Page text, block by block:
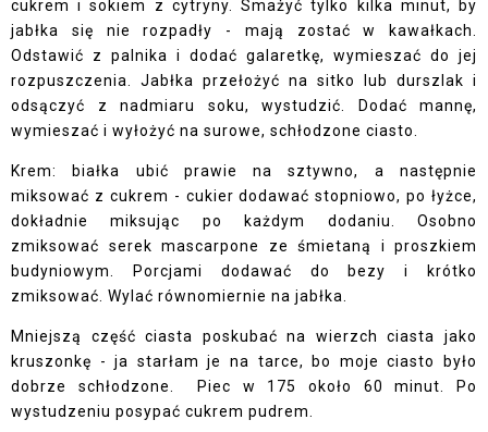
cukrem i sokiem z cytryny. Smażyć tylko kilka minut, by
jabłka się nie rozpadły - mają zostać w kawałkach.
Odstawić z palnika i dodać galaretkę, wymieszać do jej
rozpuszczenia. Jabłka przełożyć na sitko lub durszlak i
odsączyć z nadmiaru soku, wystudzić. Dodać mannę,
wymieszać i wyłożyć na surowe, schłodzone ciasto.
Krem: białka ubić prawie na sztywno, a następnie
miksować z cukrem - cukier dodawać stopniowo, po łyżce,
dokładnie miksując po każdym dodaniu. Osobno
zmiksować serek mascarpone ze śmietaną i proszkiem
budyniowym. Porcjami dodawać do bezy i krótko
zmiksować. Wylać równomiernie na jabłka.
Mniejszą część ciasta poskubać na wierzch ciasta jako
kruszonkę - ja starłam je na tarce, bo moje ciasto było
dobrze schłodzone. Piec w 175 około 60 minut. Po
wystudzeniu posypać cukrem pudrem.